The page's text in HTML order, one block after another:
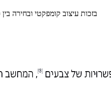
בזכות עיצוב קומפקטי ובחירה